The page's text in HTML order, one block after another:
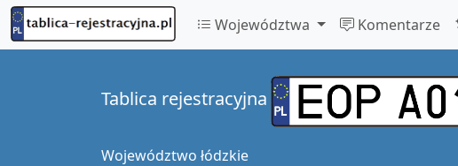
Województwa Komentarze
Tablica rejestracyjna
Województwo łódzkie